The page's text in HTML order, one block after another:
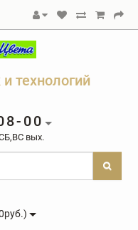
технологий
00
вых.